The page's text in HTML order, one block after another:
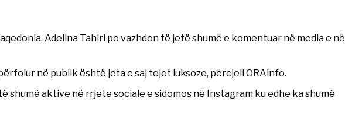
Adelina Tahiri po vazhdon të jetë shumë e komentuar në media e në
në publik është jeta e saj tejet luksoze, përcjell ORAinfo.
shumë aktive në rrjete sociale e sidomos në Instagram ku edhe ka shumë